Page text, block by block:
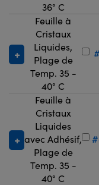
36° C
Feuille à
Cristaux
Liquides,
Plage de
Temp. 35 -
40° C
Feuille à
Cristaux
Liquides
avec Adhésif,
Plage de
Temp. 35 -
40° C